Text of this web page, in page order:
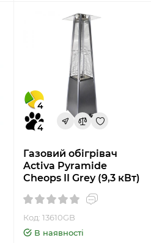
4
4
Газовий обігрівач
Activa Pyramide
Cheops II Grey (9,3 кВт)
Код: 13610GB
В наявності